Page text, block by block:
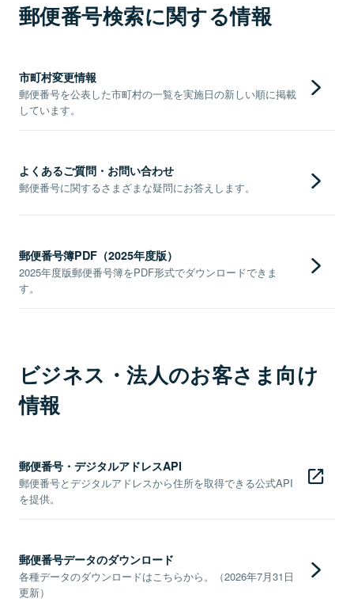
郵便番号検索に関する情報
市町村変更情報
郵便番号を公表した市町村の一覧を実施日の新しい順に掲載
しています。
よくあるご質問・お問い合わせ
郵便番号に関するさまざまな疑問にお答えします。
郵便番号簿PDF（2025年度版）
2025年度版郵便番号簿をPDF形式でダウンロードできま
す。
ビジネス・法人のお客さま向け
情報
郵便番号・デジタルアドレスAPI
郵便番号とデジタルアドレスから住所を取得できる公式API
を提供。
郵便番号データのダウンロード
各種データのダウンロードはこちらから。（2026年7月31日
更新）